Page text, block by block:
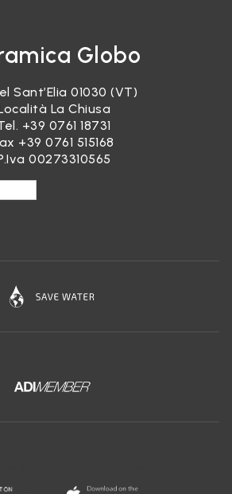
Globo
Sant’Elia 01030 (VT)
La Chiusa
+39 0761 18731
+39 0761 515168
00273310565